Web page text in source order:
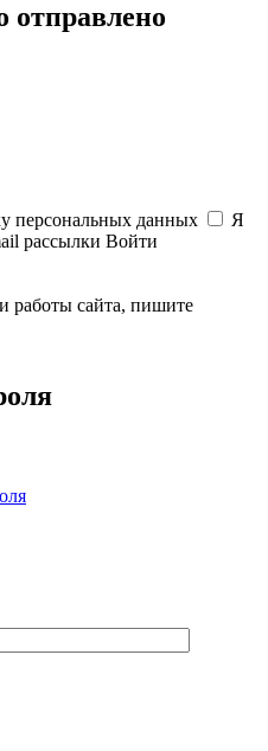
отправлено
персональных данных
Я
рассылки Войти
работы сайта, пишите